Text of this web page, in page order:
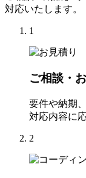
対応いたします。
1
ご相談・
要件や納期
対応内容に
2